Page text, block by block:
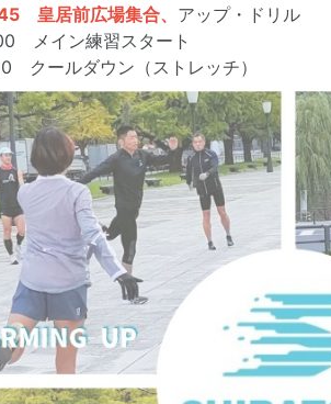
皇居前広場集合、 アップ・ドリル
メイン練習スタート
クールダウン（ストレッチ）